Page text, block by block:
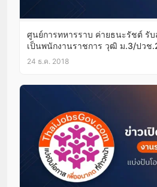
ศูนย์การทหารราบ ค่ายธนะรัชต์ รั
เป็นพนักงานราชการ วุฒิ ม.3/ปวช
24 ธ.ค. 2018